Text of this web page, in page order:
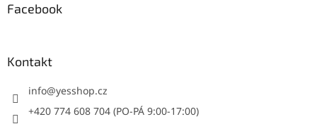
Facebook
Kontakt
info@yesshop.cz
+420 774 608 704 (PO-PÁ 9:00-17:00)